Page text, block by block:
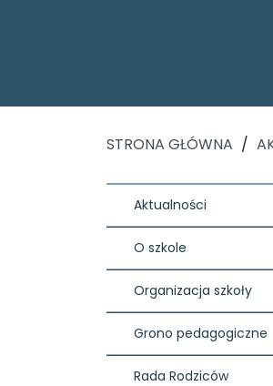
STRONA GŁÓWNA /
Aktualności
O szkole
Organizacja szkoły
Grono pedagogiczne
Rada Rodziców